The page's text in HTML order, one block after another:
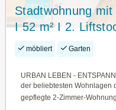
Stadtwohnung
I 52 m² I 2.
Ausgezeichnete
möbliert Garten
URBAN LEBEN -
der beliebtesten Wohnlagen
gepflegte 2-Zimmer-